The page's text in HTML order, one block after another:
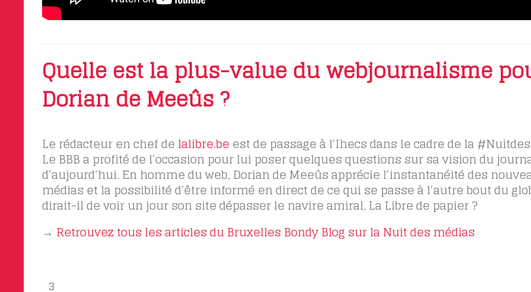
Quelle est la plus-value du webjournalisme
Dorian de Meeûs ?
Le rédacteur en chef de lalibre.be est de passage à l’Ihecs dans le cadre de la
Le BBB a profité de l’occasion pour lui poser quelques questions sur sa vision du
d’aujourd’hui. En homme du web, Dorian de Meeûs apprécie l’instantanéité des
médias et la possibilité d’être informé en direct de ce qui se passe à l’autre bout du
dirait-il de voir un jour son site dépasser le navire amiral, La Libre de papier ?
→ Retrouvez tous les articles du Bruxelles Bondy Blog sur la Nuit des médias
3